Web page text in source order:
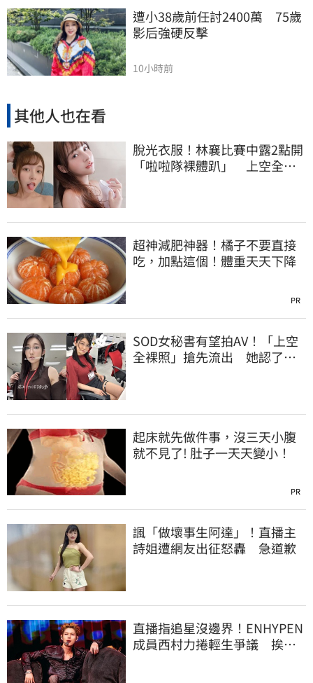
遭小38歲前任討2400萬　75歲
影后強硬反擊
10小時前
其他人也在看
脫光衣服！林襄比賽中露2點開
「啦啦隊裸體趴」 上空全裸
超神減肥神器！橘子不要直接
吃，加點這個！體重天天下降
PR
SOD女秘書有望拍AV！「上空
全裸照」搶先流出 她認了：
起床就先做件事，沒三天小腹
就不見了! 肚子一天天變小！
PR
諷「做壞事生阿達」！直播主
詩姐遭網友出征怒轟 急道歉
直播指追星沒邊界！ENHYPEN
成員西村力捲輕生爭議 挨